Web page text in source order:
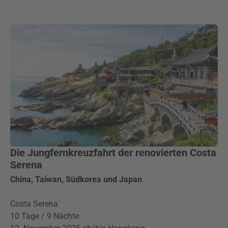
Die Jungfernkreuzfahrt der renovierten Costa
Serena
China, Taiwan, Südkorea und Japan
Costa Serena
10 Tage / 9 Nächte